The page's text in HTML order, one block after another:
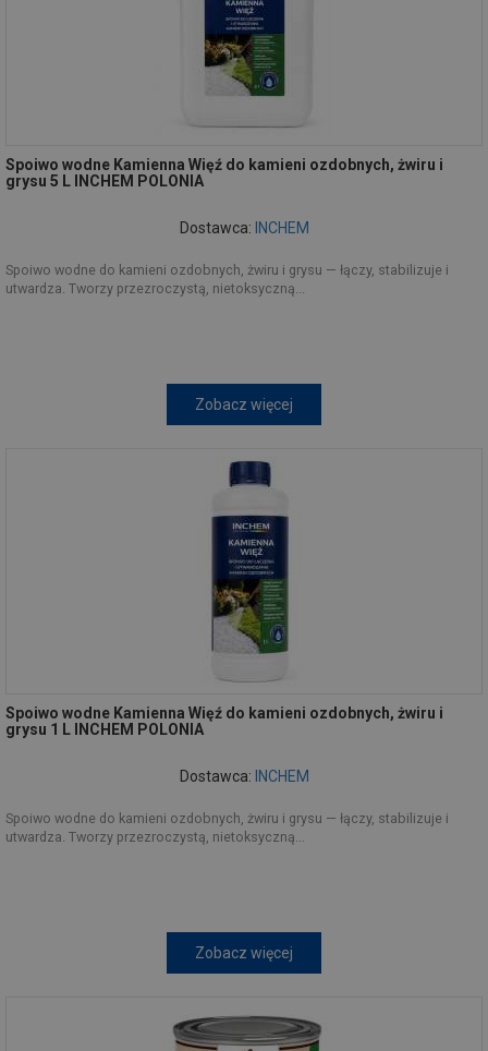
Spoiwo wodne Kamienna Więź do kamieni ozdobnych, żwiru i
grysu 5 L INCHEM POLONIA
Dostawca: INCHEM
Spoiwo wodne do kamieni ozdobnych, żwiru i grysu — łączy, stabilizuje i
utwardza. Tworzy przezroczystą, nietoksyczną...
Zobacz więcej
Spoiwo wodne Kamienna Więź do kamieni ozdobnych, żwiru i
grysu 1 L INCHEM POLONIA
Dostawca: INCHEM
Spoiwo wodne do kamieni ozdobnych, żwiru i grysu — łączy, stabilizuje i
utwardza. Tworzy przezroczystą, nietoksyczną...
Zobacz więcej